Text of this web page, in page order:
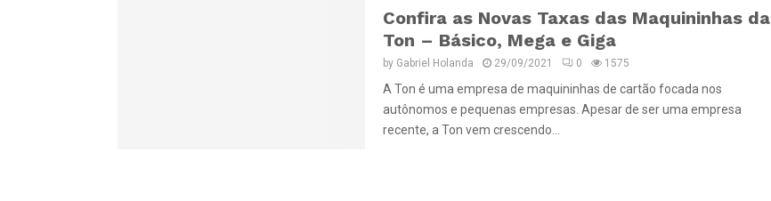
Confira as Novas Taxas das Maquininhas da
Ton – Básico, Mega e Giga
by Gabriel Holanda 29/09/2021 0 1575
A Ton é uma empresa de maquininhas de cartão focada nos
autônomos e pequenas empresas. Apesar de ser uma empresa
recente, a Ton vem crescendo...